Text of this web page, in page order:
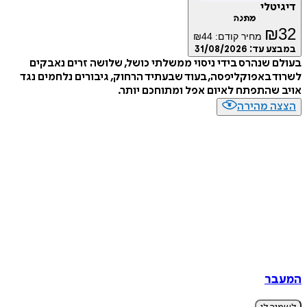
₪ מחיר קודם: ₪44
עד:31/08/2026
שנהרס בידי ניסוי ממשלתי כושל, שלושה זרים נאבקים
באפוקליפסה, בעוד שבעתיד הרחוק, גיבורים נלחמים נגד
שהתפתח לאיום אפל ומתוחכם יותר.
מהירה